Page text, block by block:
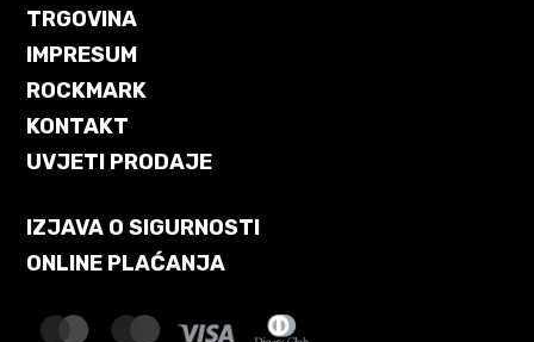
TRGOVINA
IMPRESUM
ROCKMARK
KONTAKT
UVJETI PRODAJE
IZJAVA O SIGURNOSTI
ONLINE PLAĆANJA